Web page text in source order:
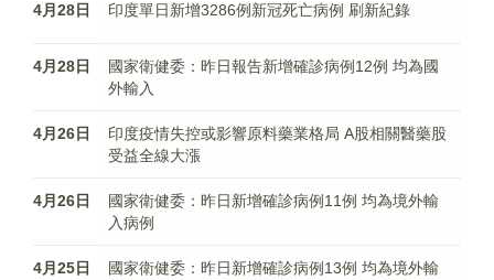
4月28日 印度單日新增3286例新冠死亡病例 刷新紀錄
4月28日
國家衛健委：昨日報告新增確診病例12例 均為國
外輸入
4月26日
印度疫情失控或影響原料藥業格局 A股相關醫藥股
受益全線大漲
4月26日
國家衛健委：昨日新增確診病例11例 均為境外輸
入病例
4月25日
國家衛健委：昨日新增確診病例13例 均為境外輸